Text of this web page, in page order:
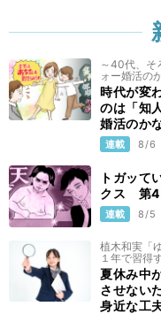
12/20 公
古着（二
12/19 公
古着（一）
12/18
振袖（二
11/20 公開
～40代、
ォー婚活の
時代が変
のは「知
婚活のか
連載 8/6
トガッて
クス 第4
連載 8/5
植木和実「
１年で習得
夏休み中
させない
身近な工